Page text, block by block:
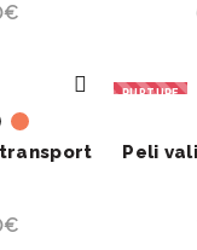
€
€
RUPTURE
Peli